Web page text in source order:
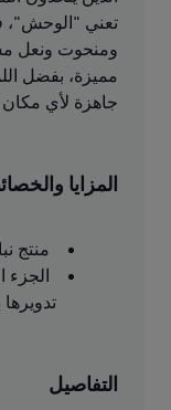
ومنحوت ونعل
مميزة، بفضل
جاهزة لأي مكان
المزايا
منتج
الجزء
تدويرها بنسبة
التفاصيل